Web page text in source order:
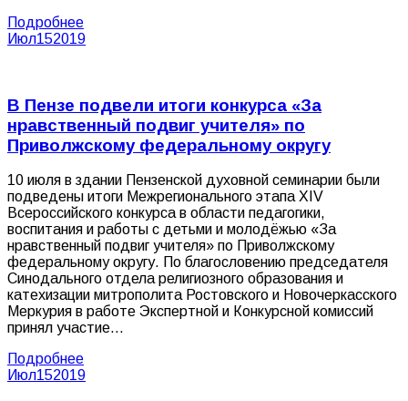
Подробнее
Июл152019
В Пензе подвели итоги конкурса «За
нравственный подвиг учителя» по
Приволжскому федеральному округу
10 июля в здании Пензенской духовной семинарии были
подведены итоги Межрегионального этапа XIV
Всероссийского конкурса в области педагогики,
воспитания и работы с детьми и молодёжью «За
нравственный подвиг учителя» по Приволжскому
федеральному округу. По благословению председателя
Синодального отдела религиозного образования и
катехизации митрополита Ростовского и Новочеркасского
Меркурия в работе Экспертной и Конкурсной комиссий
принял участие…
Подробнее
Июл152019